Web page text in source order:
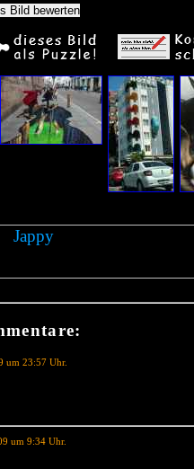
um 23:57 Uhr.
um 9:34 Uhr.